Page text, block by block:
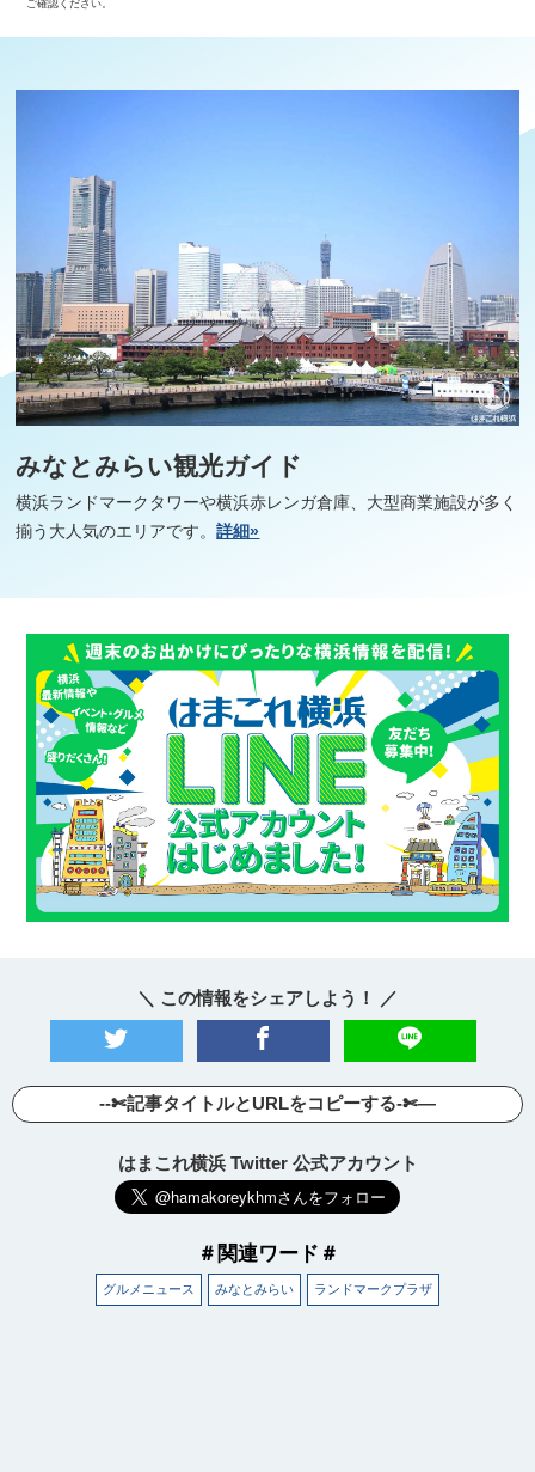
ご確認ください。
みなとみらい観光ガイド
横浜ランドマークタワーや横浜赤レンガ倉庫、大型商業施設が多く
揃う大人気のエリアです。詳細»
＼ この情報をシェアしよう！ ／
--✄記事タイトルとURLをコピーする-✄—
はまこれ横浜 Twitter 公式アカウント
＃関連ワード＃
グルメニュース みなとみらい ランドマークプラザ